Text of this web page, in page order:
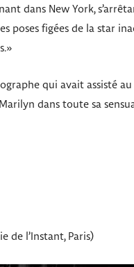
dans New York,
figées de la star
qui avait assisté
dans toute sa
de l’Instant, Paris)